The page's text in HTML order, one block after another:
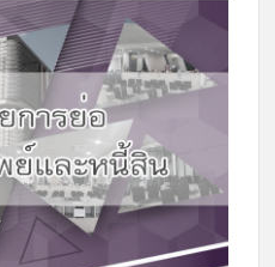
รายงาน
สินทรัพย์
มิถุนายน
2569